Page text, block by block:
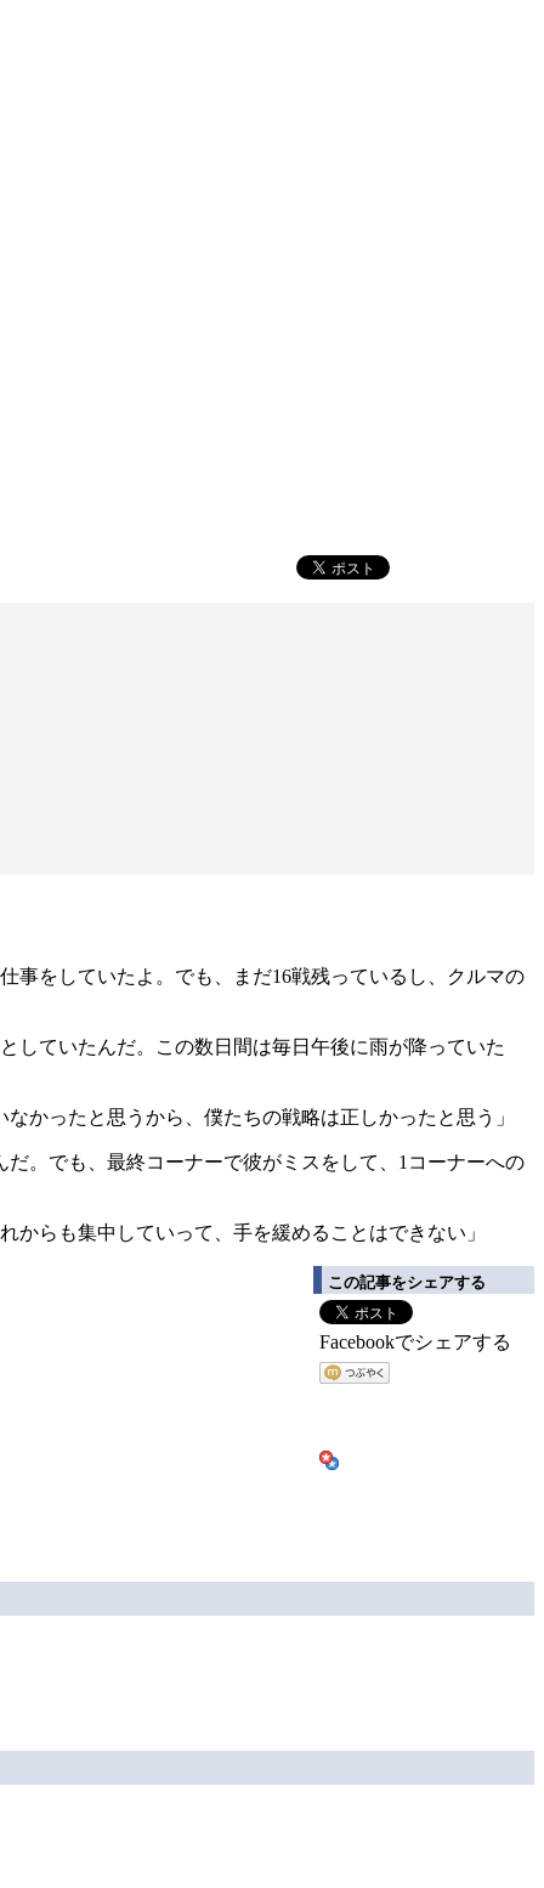
事をしていたよ。でも、まだ16戦残っているし、クルマの
していたんだ。この数日間は毎日午後に雨が降っていた
かったと思うから、僕たちの戦略は正しかったと思う」
。でも、最終コーナーで彼がミスをして、1コーナーへの
らも集中していって、手を緩めることはできない」
この記事をシェアする
Facebookでシェアする